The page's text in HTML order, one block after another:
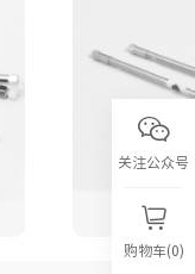
关注公众号
购物车(0)